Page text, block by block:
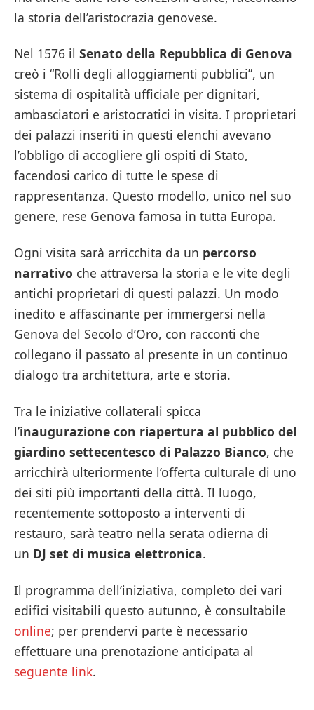
la storia dell’aristocrazia genovese.
Nel 1576 il Senato della Repubblica di Genova
creò i “Rolli degli alloggiamenti pubblici”, un
sistema di ospitalità ufficiale per dignitari,
ambasciatori e aristocratici in visita. I proprietari
dei palazzi inseriti in questi elenchi avevano
l’obbligo di accogliere gli ospiti di Stato,
facendosi carico di tutte le spese di
rappresentanza. Questo modello, unico nel suo
genere, rese Genova famosa in tutta Europa.
Ogni visita sarà arricchita da un percorso
narrativo che attraversa la storia e le vite degli
antichi proprietari di questi palazzi. Un modo
inedito e affascinante per immergersi nella
Genova del Secolo d’Oro, con racconti che
collegano il passato al presente in un continuo
dialogo tra architettura, arte e storia.
Tra le iniziative collaterali spicca
l’inaugurazione con riapertura al pubblico del
giardino settecentesco di Palazzo Bianco, che
arricchirà ulteriormente l’offerta culturale di uno
dei siti più importanti della città. Il luogo,
recentemente sottoposto a interventi di
restauro, sarà teatro nella serata odierna di
un DJ set di musica elettronica.
Il programma dell’iniziativa, completo dei vari
edifici visitabili questo autunno, è consultabile
online; per prendervi parte è necessario
effettuare una prenotazione anticipata al
seguente link.